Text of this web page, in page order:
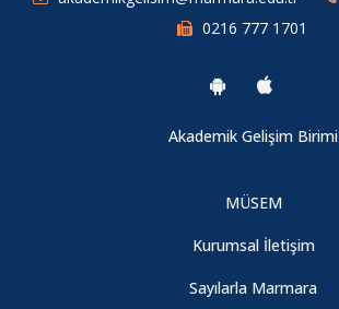
0216 777 1701
Akademik Gelişim Birimi
MÜSEM
Kurumsal İletişim
Sayılarla Marmara